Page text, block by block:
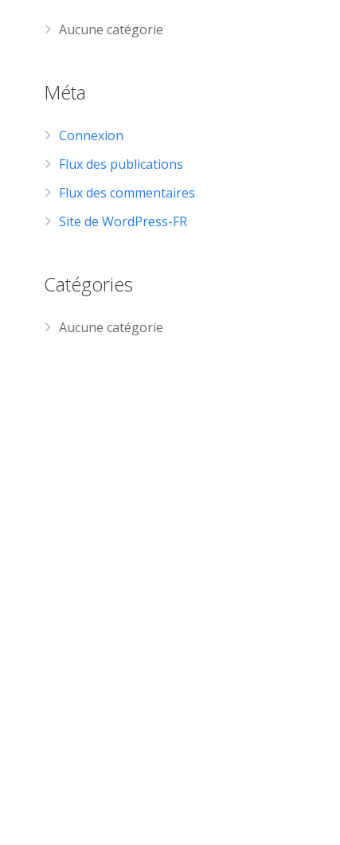
Aucune catégorie
Méta
Connexion
Flux des publications
Flux des commentaires
Site de WordPress-FR
Catégories
Aucune catégorie